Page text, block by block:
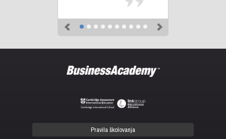
Pravila školovanja